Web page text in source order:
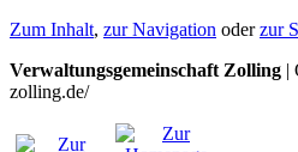
Zum Inhalt, zur Navigation oderzur
Verwaltungsgemeinschaft Zolling |
zolling.de/